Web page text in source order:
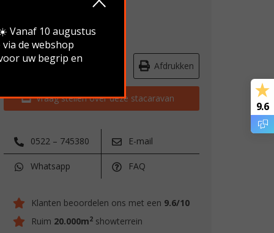
Verkocht
Route & openingstijden Afdrukken
Vraag stellen over deze stacaravan
0522 – 745380 E-mail
Whatsapp FAQ
Klanten beoordelen ons met een 9.6/10
Ruim 20.000m2 showterrein
Vanaf 10 augustus
de webshop
uw begrip en
9.6